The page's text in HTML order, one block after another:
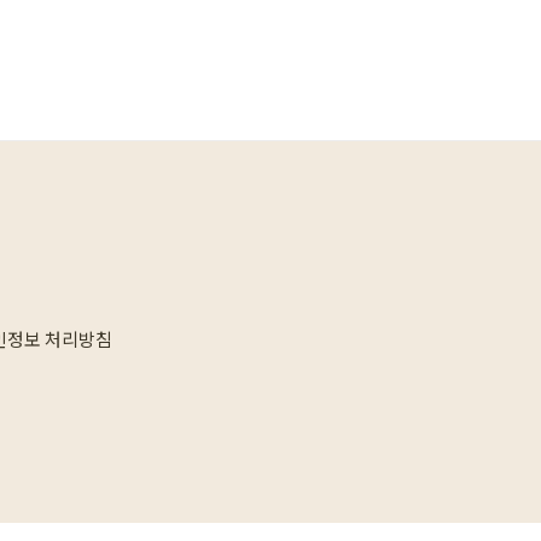
정보 처리방침